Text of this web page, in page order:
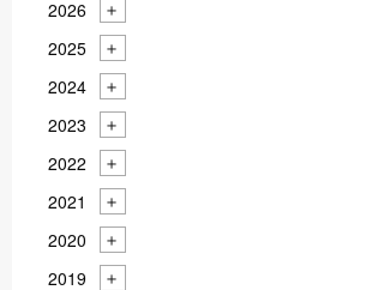
2026
2025
2024
2023
2022
2021
2020
2019